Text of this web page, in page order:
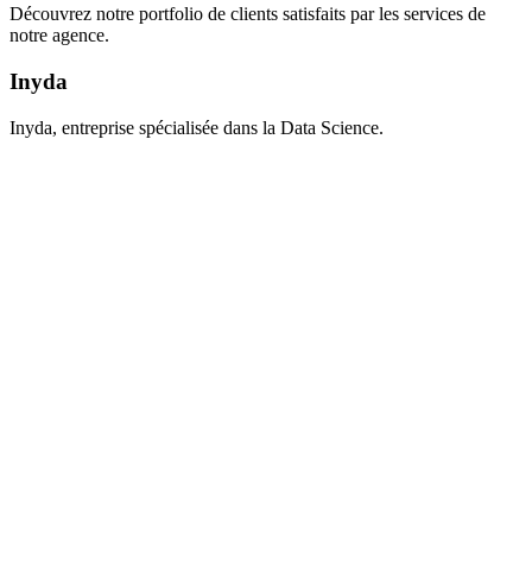
Découvrez notre portfolio de clients satisfaits par les services de
notre agence.
Inyda
Inyda, entreprise spécialisée dans la Data Science.